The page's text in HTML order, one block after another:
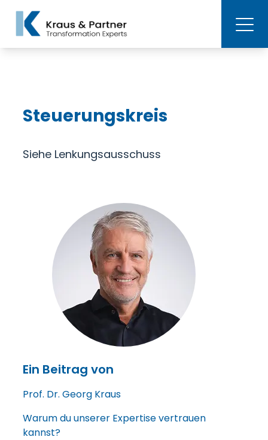
Steuerungskreis
Siehe Lenkungsausschuss
Ein Beitrag von
Prof. Dr. Georg Kraus
Warum du unserer Expertise vertrauen
kannst?